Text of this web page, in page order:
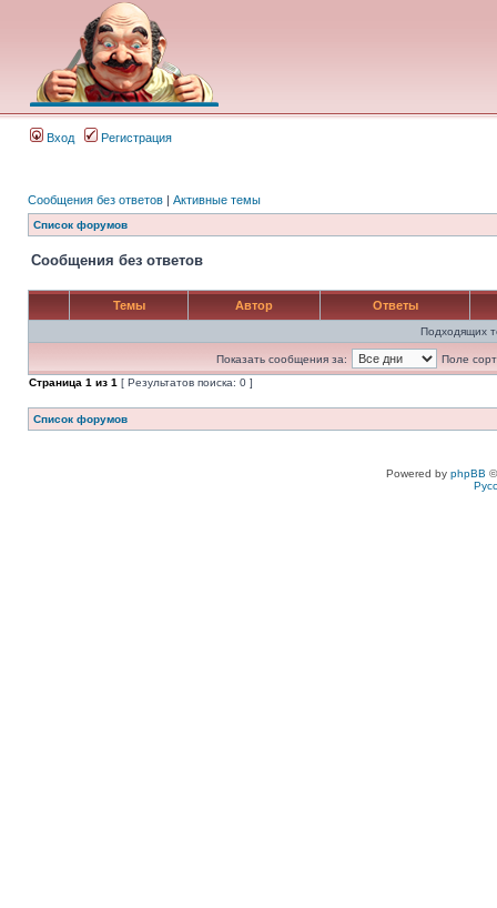
Вход Регистрация
Сообщения без ответов | Активные темы
Список форумов
Сообщения без ответов
Темы Автор Ответы
Подходящих
Показать сообщения за:
Поле
Страница 1 из 1 [ Результатов поиска: 0 ]
Список форумов
Powered by phpBB